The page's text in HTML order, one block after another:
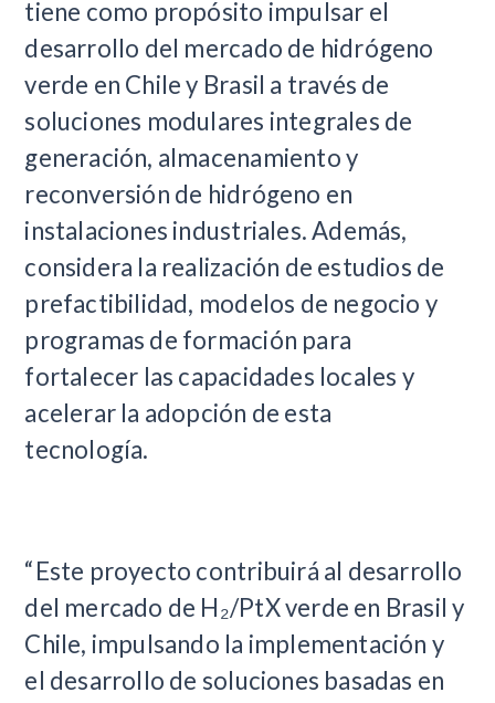
tiene como propósito impulsar el
desarrollo del mercado de hidrógeno
verde en Chile y Brasil a través de
soluciones modulares integrales de
generación, almacenamiento y
reconversión de hidrógeno en
instalaciones industriales. Además,
considera la realización de estudios de
prefactibilidad, modelos de negocio y
programas de formación para
fortalecer las capacidades locales y
acelerar la adopción de esta
tecnología.
“Este proyecto contribuirá al desarrollo
del mercado de H₂/PtX verde en Brasil y
Chile, impulsando la implementación y
el desarrollo de soluciones basadas en